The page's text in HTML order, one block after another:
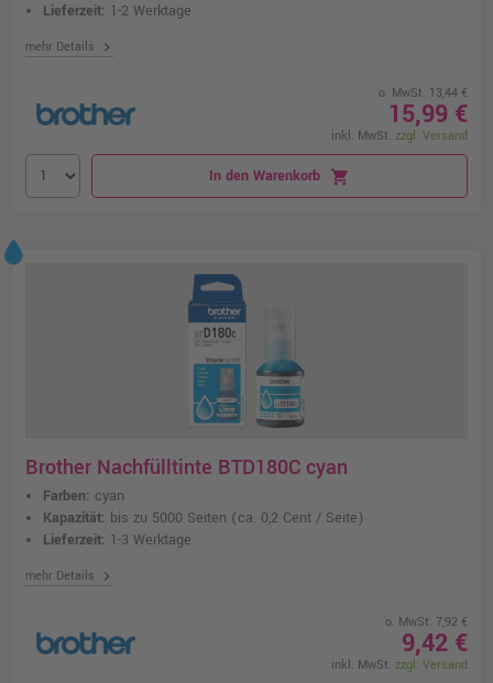
Lieferzeit: 1-2 Werktage
mehr Details chevron_right
o. MwSt. 13,44 €
15,99 €
inkl. MwSt. zzgl. Versand
In den Warenkorb shopping_cart
Brother Nachfülltinte BTD180C cyan
Farben: cyan
Kapazität: bis zu 5000 Seiten (ca. 0,2 Cent / Seite)
Lieferzeit: 1-3 Werktage
mehr Details chevron_right
o. MwSt. 7,92 €
9,42 €
inkl. MwSt. zzgl. Versand